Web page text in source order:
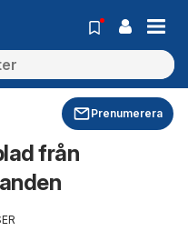
Prenumerera
från